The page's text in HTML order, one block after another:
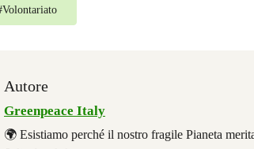
Volontariato
Autore
Greenpeace Italy
🌍 Esistiamo perché il nostro fragile Pianeta